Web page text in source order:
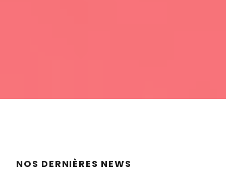
NOS DERNIÈRES NEWS